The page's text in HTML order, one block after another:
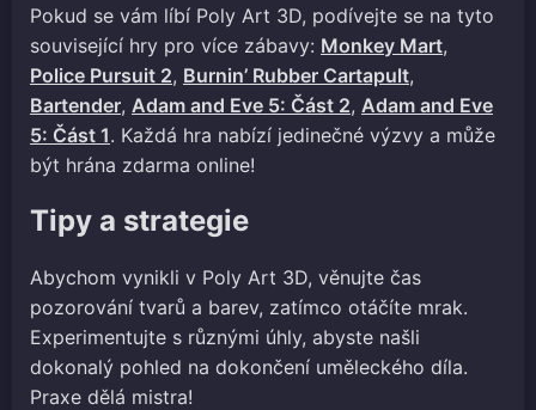
Pokud se vám líbí Poly Art 3D, podívejte se na tyto
související hry pro více zábavy: Monkey Mart,
Police Pursuit 2, Burnin’ Rubber Cartapult,
Bartender, Adam and Eve 5: Část 2, Adam and Eve
5: Část 1. Každá hra nabízí jedinečné výzvy a může
být hrána zdarma online!
Tipy a strategie
Abychom vynikli v Poly Art 3D, věnujte čas
pozorování tvarů a barev, zatímco otáčíte mrak.
Experimentujte s různými úhly, abyste našli
dokonalý pohled na dokončení uměleckého díla.
Praxe dělá mistra!